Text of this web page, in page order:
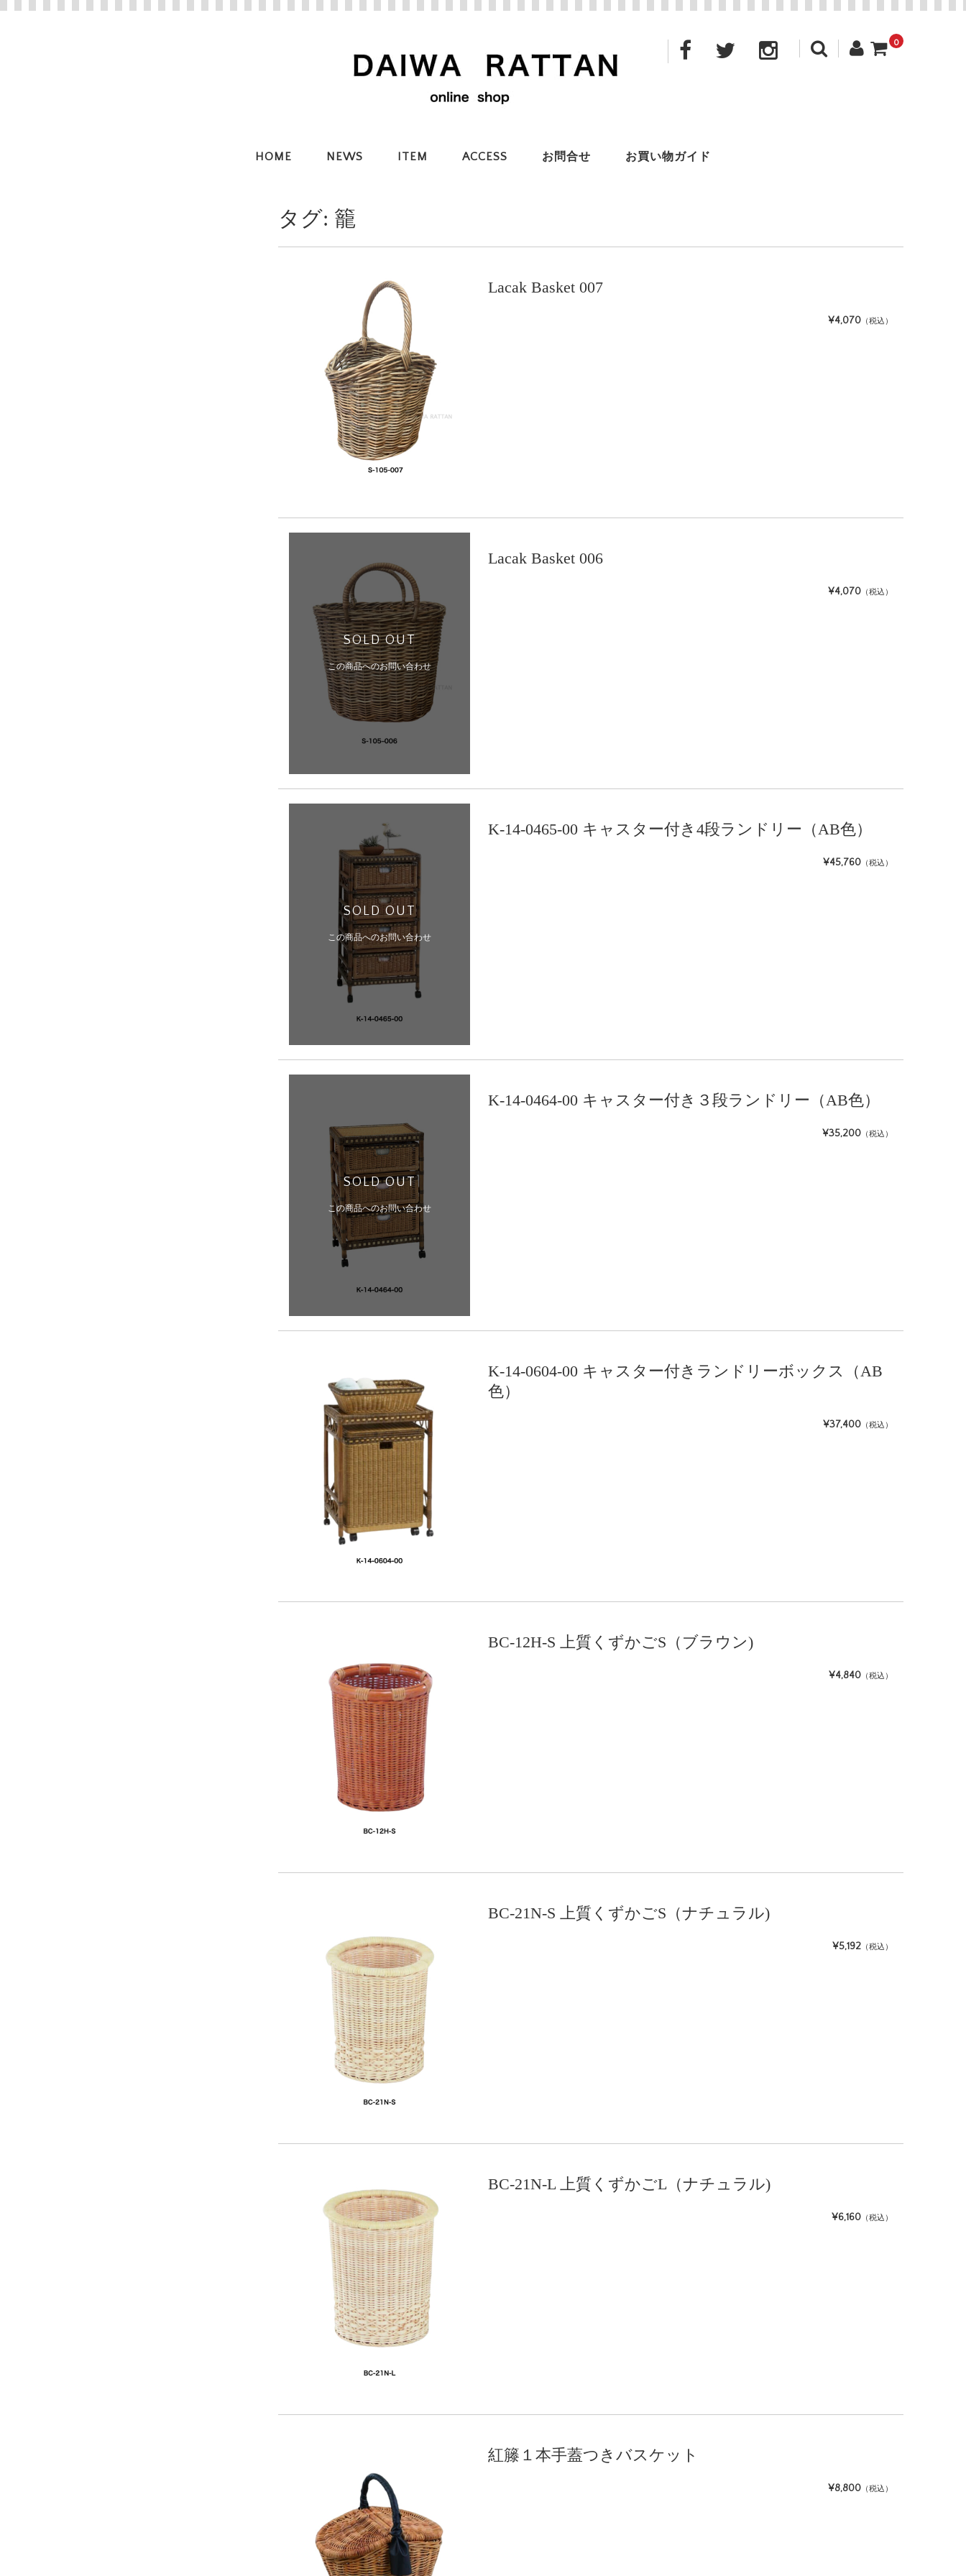
0
HOME NEWS ITEM ACCESS お問合せ お買い物ガイド
タグ: 籠
Lacak Basket 007
¥4,070 （税込）
SOLD OUT
この商品へのお問い合わせ
Lacak Basket 006
¥4,070 （税込）
SOLD OUT
この商品へのお問い合わせ
K-14-0465-00 キャスター付き4段ランドリー（AB色）
¥45,760 （税込）
SOLD OUT
この商品へのお問い合わせ
K-14-0464-00 キャスター付き３段ランドリー（AB色）
¥35,200 （税込）
K-14-0604-00 キャスター付きランドリーボックス（AB
色）
¥37,400 （税込）
BC-12H-S 上質くずかごS（ブラウン)
¥4,840 （税込）
BC-21N-S 上質くずかごS（ナチュラル)
¥5,192 （税込）
BC-21N-L 上質くずかごL（ナチュラル)
¥6,160 （税込）
紅籐１本手蓋つきバスケット
¥8,800 （税込）